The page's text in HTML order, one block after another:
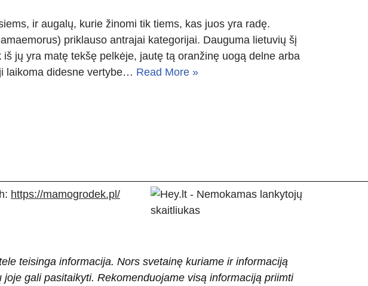
ir augalų, kurie žinomi tik tiems, kas juos yra radę.
priklauso antrajai kategorijai. Dauguma lietuvių šį
jų yra matę tekšę pelkėje, jautę tą oranžinę uogą delne arba
laikoma didesne vertybe… Read More »
https://mamogrodek.pl/
teisinga informacija. Nors svetainę kuriame ir informaciją
gali pasitaikyti. Rekomenduojame visą informaciją priimti